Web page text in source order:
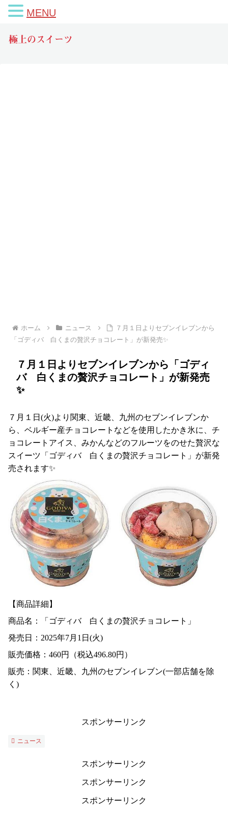
極上のスイーツ
ホーム ニュース
７月１日よりセブンイレブンから
「ゴディバ 白くまの贅沢チョコレート」が新発売✨
７月１日よりセブンイレブンから「ゴディ
バ 白くまの贅沢チョコレート」が新発売
✨
７月１日(火)より関東、近畿、九州のセブンイレブンか
ら、ベルギー産チョコレートなどを使用したかき氷に、チ
ョコレートアイス、みかんなどのフルーツをのせた贅沢な
スイーツ「ゴディバ 白くまの贅沢チョコレート」が新発
売されます✨
【商品詳細】
商品名：「ゴディバ 白くまの贅沢チョコレート」
発売日：2025年7月1日(火)
販売価格：460円（税込496.80円）
販売：関東、近畿、九州のセブンイレブン(一部店舗を除
く)
スポンサーリンク
ニュース
スポンサーリンク
スポンサーリンク
スポンサーリンク
MENU